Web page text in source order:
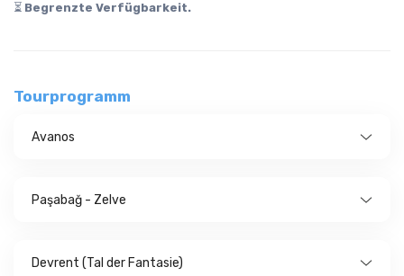
⏳ Begrenzte Verfügbarkeit.
Tourprogramm
Avanos
Paşabağ - Zelve
Devrent (Tal der Fantasie)